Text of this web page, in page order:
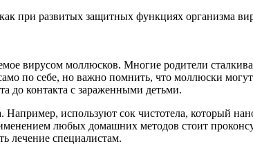
при развитых защитных функциях организма
вирусом моллюсков. Многие родители
по себе, но важно помнить, что моллюски
до контакта с зараженными детьми.
Например, используют сок чистотела, который
любых домашних методов стоит
лечение специалистам.